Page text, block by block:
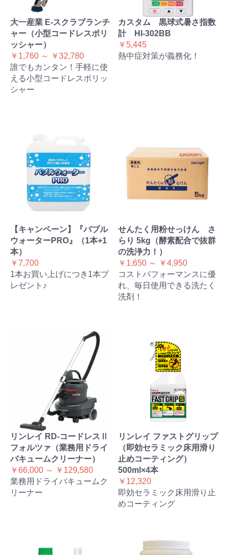
大一産業 E-スクラブランチ
ャー（小型コードレスポリ
ッシャー）
￥1,760 ～ ￥32,780
誰でもカンタン！手軽に使
える小型コードレスポリッ
シャー
カスタム 黒球式暑さ指数
計 HI-302BB
￥5,445
熱中症対策が義務化！
【キャンペーン】『バブル
ウォーターPRO』（1本+1
本）
￥7,700
1本お買い上げにつき1本プ
レゼント♪
せんたく用粉せっけん さ
らり 5kg（酵素配合で抜群
の洗浄力！）
￥1,650 ～ ￥4,950
コストパフォーマンスに優
れ、毎日使用できる洗たく
洗剤！
リンレイ RD-コードレスⅡ
フォルツァ（業務用ドライ
バキュームクリーナー）
￥66,000 ～ ￥129,580
業務用ドライバキュームク
リーナー
リンレイ ファストグリップ
（即効セラミック床用滑り
止めコーティング）
500ml×4本
￥12,320
即効セラミック床用滑り止
めコーティング